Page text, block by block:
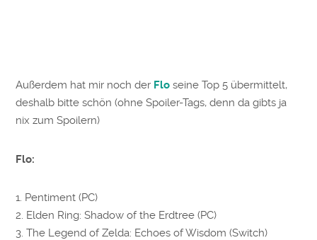
Außerdem hat mir noch der Flo seine Top 5 übermittelt,
deshalb bitte schön (ohne Spoiler-Tags, denn da gibts ja
nix zum Spoilern)
Flo:
1. Pentiment (PC)
2. Elden Ring: Shadow of the Erdtree (PC)
3. The Legend of Zelda: Echoes of Wisdom (Switch)